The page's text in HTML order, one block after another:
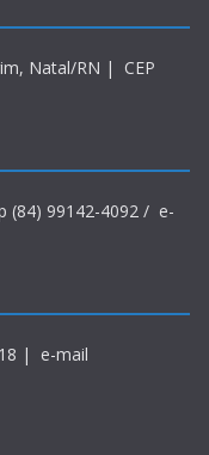
Natal/RN | CEP
(84) 99142-4092 / e-
| e-mail